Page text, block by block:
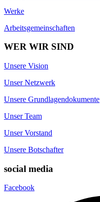
Werke
Arbeitsgemeinschaften
WER WIR SIND
Unsere Vision
Unser Netzwerk
Unsere Grundlagendokumente
Unser Team
Unser Vorstand
Unsere Botschafter
social media
Facebook